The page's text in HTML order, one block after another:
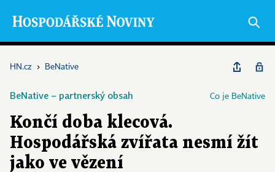
HN.cz › BeNative
BeNative – partnerský obsah Co je BeNative
Končí doba klecová.
Hospodářská zvířata nesmí žít
jako ve vězení